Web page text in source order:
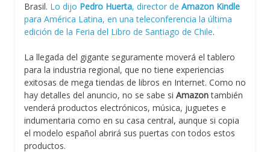
Brasil. Lo dijo Pedro Huerta, director de Amazon Kindle
para América Latina, en una teleconferencia la última
edición de la Feria del Libro de Santiago de Chile.
La llegada del gigante seguramente moverá el tablero
para la industria regional, que no tiene experiencias
exitosas de mega tiendas de libros en Internet. Como no
hay detalles del anuncio, no se sabe si Amazontambién
venderá productos electrónicos, música, juguetes e
indumentaria como en su casa central, aunque si copia
el modelo español abrirá sus puertas con todos estos
productos.